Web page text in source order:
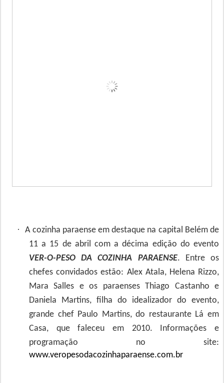
·
A cozinha paraense em destaque na capital Belém de
11 a 15 de abril com a décima edição do evento
VER-O-PESO DA COZINHA PARAENSE. Entre os
chefes convidados estão: Alex Atala, Helena Rizzo,
Mara Salles e os paraenses Thiago Castanho e
Daniela Martins, filha do idealizador do evento,
grande chef Paulo Martins, do restaurante Lá em
Casa, que faleceu em 2010. Informações e
programação no site:
www.veropesodacozinhaparaense.com.br